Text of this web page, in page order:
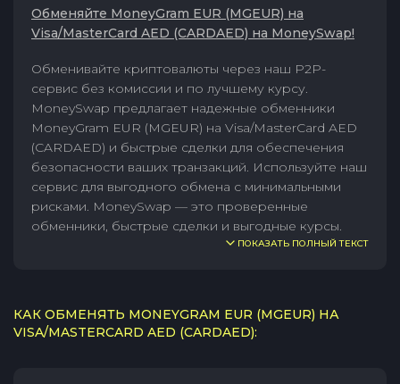
Обменяйте MoneyGram EUR (MGEUR) на
Visa/MasterCard AED (CARDAED) на MoneySwap!
Обменивайте криптовалюты через наш P2P-
сервис без комиссии и по лучшему курсу.
MoneySwap предлагает надежные обменники
MoneyGram EUR (MGEUR) на Visa/MasterCard AED
(CARDAED) и быстрые сделки для обеспечения
безопасности ваших транзакций. Используйте наш
сервис для выгодного обмена с минимальными
рисками. MoneySwap — это проверенные
обменники, быстрые сделки и выгодные курсы.
ПОКАЗАТЬ ПОЛНЫЙ ТЕКСТ
КАК ОБМЕНЯТЬ MONEYGRAM EUR (MGEUR) НА
VISA/MASTERCARD AED (CARDAED):